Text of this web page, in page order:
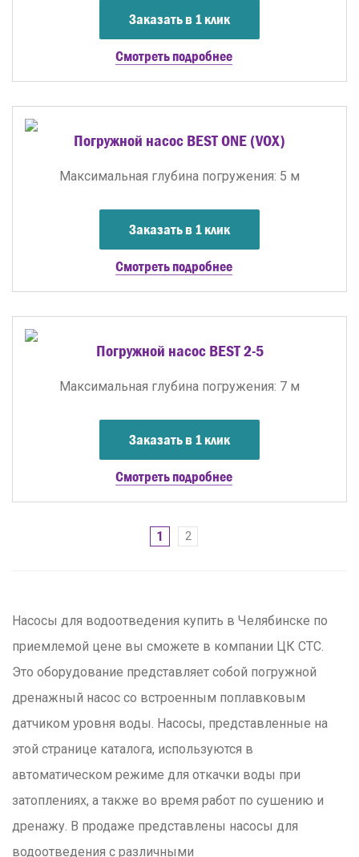
Заказать в 1 клик
Смотреть подробнее
Погружной насос BEST ONE (VOX)
Максимальная глубина погружения: 5 м
Заказать в 1 клик
Смотреть подробнее
Погружной насос BEST 2-5
Максимальная глубина погружения: 7 м
Заказать в 1 клик
Смотреть подробнее
1 2
Насосы для водоотведения купить в Челябинске по
приемлемой цене вы сможете в компании ЦК СТС.
Это оборудование представляет собой погружной
дренажный насос со встроенным поплавковым
датчиком уровня воды. Насосы, представленные на
этой странице каталога, используются в
автоматическом режиме для откачки воды при
затоплениях, а также во время работ по сушению и
дренажу. В продаже представлены насосы для
водоотведения с различными